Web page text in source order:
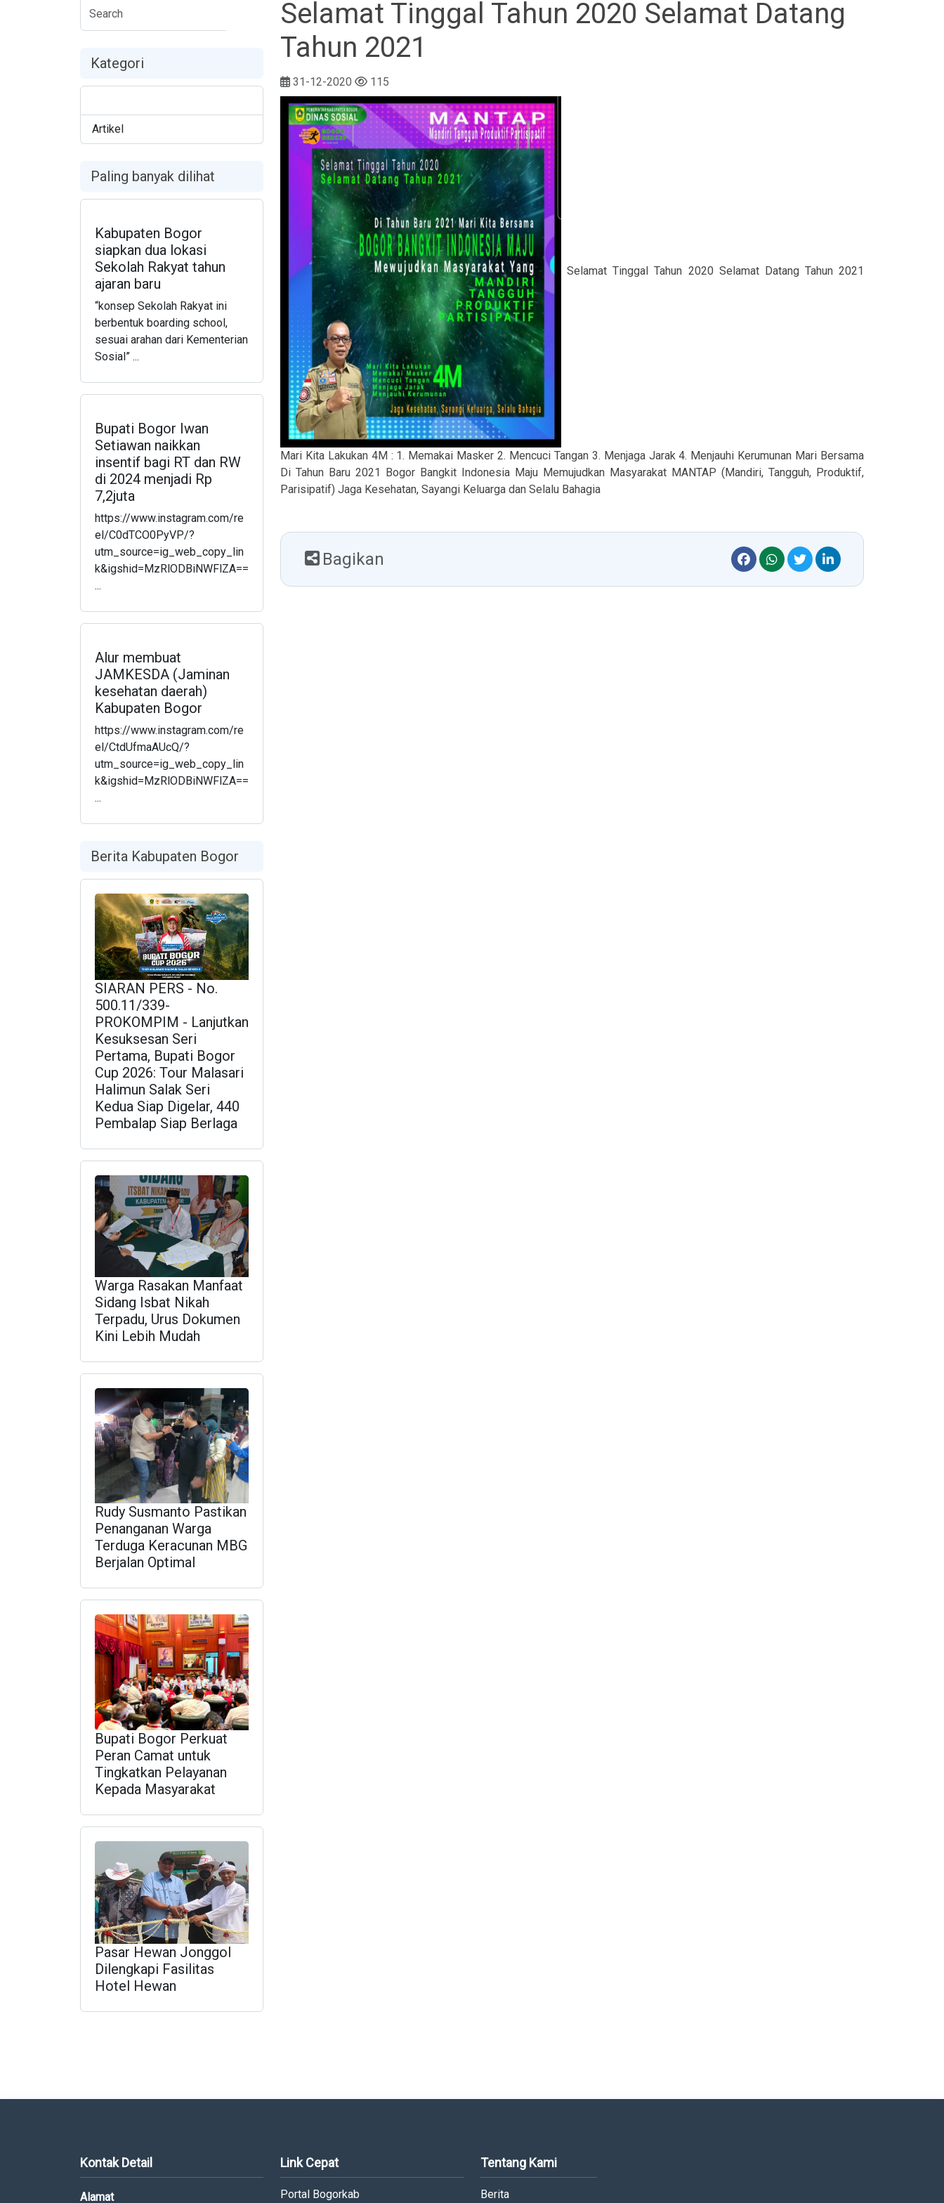
Kategori
Artikel
Paling banyak dilihat
Kabupaten Bogor
siapkan dua lokasi
Sekolah Rakyat tahun
ajaran baru
“konsep Sekolah Rakyat ini
berbentuk boarding school,
sesuai arahan dari Kementerian
Sosial” ...
Bupati Bogor Iwan
Setiawan naikkan
insentif bagi RT dan RW
di 2024 menjadi Rp
7,2juta
https://www.instagram.com/re
el/C0dTCO0PyVP/?
utm_source=ig_web_copy_lin
k&igshid=MzRlODBiNWFlZA==
...
Alur membuat
JAMKESDA (Jaminan
kesehatan daerah)
Kabupaten Bogor
https://www.instagram.com/re
el/CtdUfmaAUcQ/?
utm_source=ig_web_copy_lin
k&igshid=MzRlODBiNWFlZA==
...
Berita Kabupaten Bogor
SIARAN PERS - No.
500.11/339-
PROKOMPIM - Lanjutkan
Kesuksesan Seri
Pertama, Bupati Bogor
Cup 2026: Tour Malasari
Halimun Salak Seri
Kedua Siap Digelar, 440
Pembalap Siap Berlaga
Warga Rasakan Manfaat
Sidang Isbat Nikah
Terpadu, Urus Dokumen
Kini Lebih Mudah
Rudy Susmanto Pastikan
Penanganan Warga
Terduga Keracunan MBG
Berjalan Optimal
Bupati Bogor Perkuat
Peran Camat untuk
Tingkatkan Pelayanan
Kepada Masyarakat
Pasar Hewan Jonggol
Dilengkapi Fasilitas
Hotel Hewan
Selamat Tinggal Tahun 2020 Selamat Datang
Tahun 2021
31-12-2020 115
Selamat Tinggal Tahun 2020 Selamat Datang Tahun 2021
Mari Kita Lakukan 4M : 1. Memakai Masker 2. Mencuci Tangan 3. Menjaga Jarak 4. Menjauhi Kerumunan Mari Bersama
Di Tahun Baru 2021 Bogor Bangkit Indonesia Maju Memujudkan Masyarakat MANTAP (Mandiri, Tangguh, Produktif,
Parisipatif) Jaga Kesehatan, Sayangi Keluarga dan Selalu Bahagia
Bagikan
Kontak Detail
Alamat
Link Cepat
Portal Bogorkab
Tentang Kami
Berita